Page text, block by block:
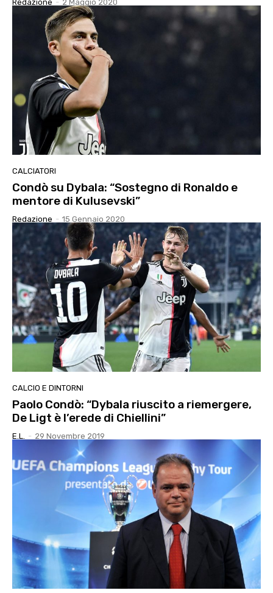
Redazione - 2 Maggio 2020
CALCIATORI
Condò su Dybala: “Sostegno di Ronaldo e
mentore di Kulusevski”
Redazione - 15 Gennaio 2020
CALCIO E DINTORNI
Paolo Condò: “Dybala riuscito a riemergere,
De Ligt è l’erede di Chiellini”
E.l. - 29 Novembre 2019